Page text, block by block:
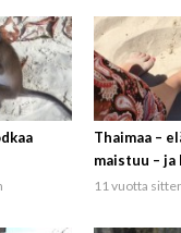
Thaimaa –
maistuu – ja
11 vuotta